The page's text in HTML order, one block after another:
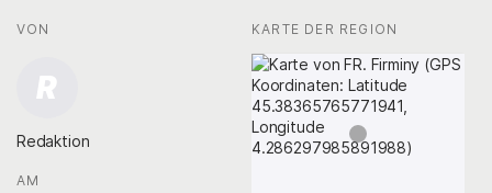
VON
R
Redaktion
AM
KARTE DER REGION